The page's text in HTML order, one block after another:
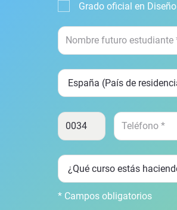
Grado oficial en
* Campos obligatorios